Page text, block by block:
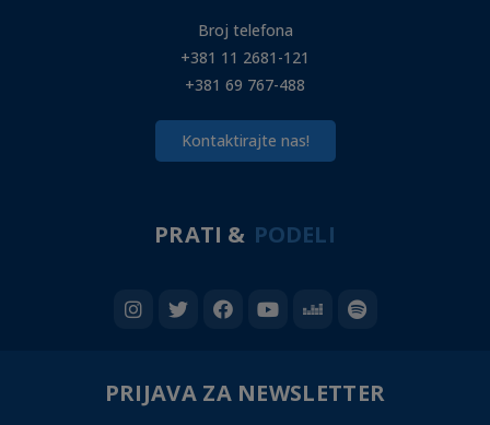
Broj telefona
+381 11 2681-121
+381 69 767-488
Kontaktirajte nas!
PRATI & PODELI
PRIJAVA ZA NEWSLETTER